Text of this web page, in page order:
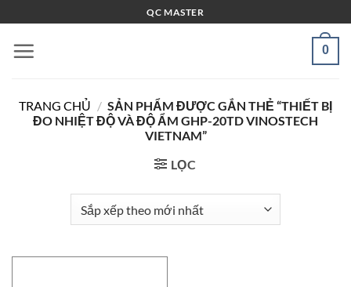
qua
nội
QC MASTER
0
TRANG CHỦ / SẢN PHẨM ĐƯỢC GẮN THẺ “THIẾT BỊ
ĐO NHIỆT ĐỘ VÀ ĐỘ ẨM GHP-20TD VINOSTECH
VIETNAM”
LỌC